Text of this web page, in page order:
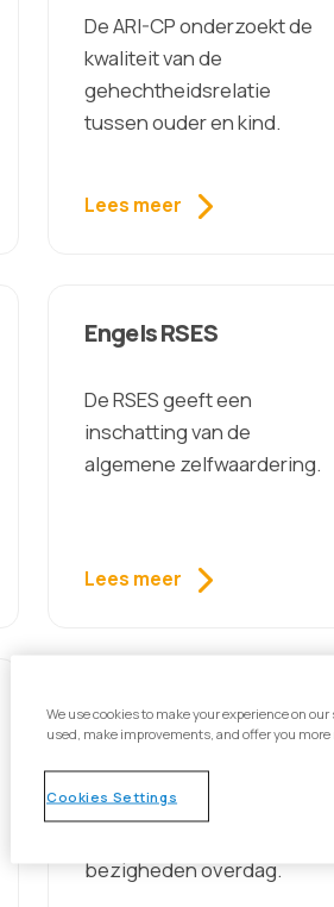
De ARI-CP onderzoekt de
kwaliteit van de
gehechtheidsrelatie
tussen ouder en kind.
Lees meer
Engels RSES
De RSES geeft een
inschatting van de
algemene zelfwaardering.
Lees meer
ESS
De ESS meet de
waakzaamheid en
bezigheden overdag.
We use cookies to make your experience on
used, make improvements, and offer you more
Cookies Settings